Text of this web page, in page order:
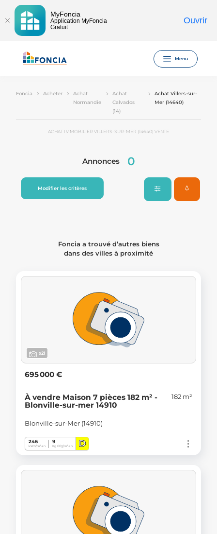
MyFoncia
Application MyFoncia
Gratuit
Ouvrir
Menu
Foncia Acheter
Achat
Normandie
Achat
Calvados
(14)
Achat Villers-sur-
Mer (14640)
ACHAT IMMOBILIER VILLERS-SUR-MER (14640) VENTE
Annonces 0
Modifier les critères
Foncia a trouvé d’autres biens
dans des villes à proximité
x21
695 000 €
À vendre Maison 7 pièces 182 m² -
Blonville-sur-mer 14910
182 m²
Blonville-sur-Mer (14910)
246
kWh/m².an
9
Kg CO2/m².an D